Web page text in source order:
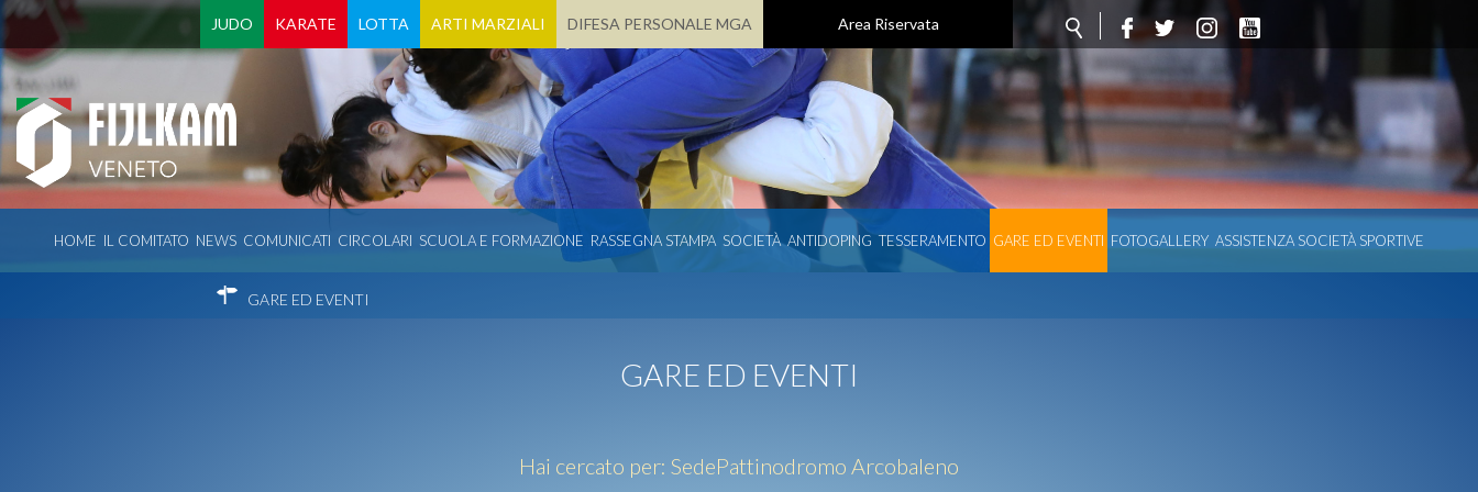
JUDO KARATE LOTTA ARTI MARZIALI DIFESA PERSONALE MGA Area Riservata
HOME IL COMITATO NEWS COMUNICATI CIRCOLARI SCUOLA E FORMAZIONE RASSEGNA STAMPA SOCIETÀ ANTIDOPING TESSERAMENTO GARE ED EVENTI FOTOGALLERY ASSISTENZA SOCIETÀ SPORTIVE
GARE ED EVENTI
GARE ED EVENTI
Hai cercato per: SedePattinodromo Arcobaleno